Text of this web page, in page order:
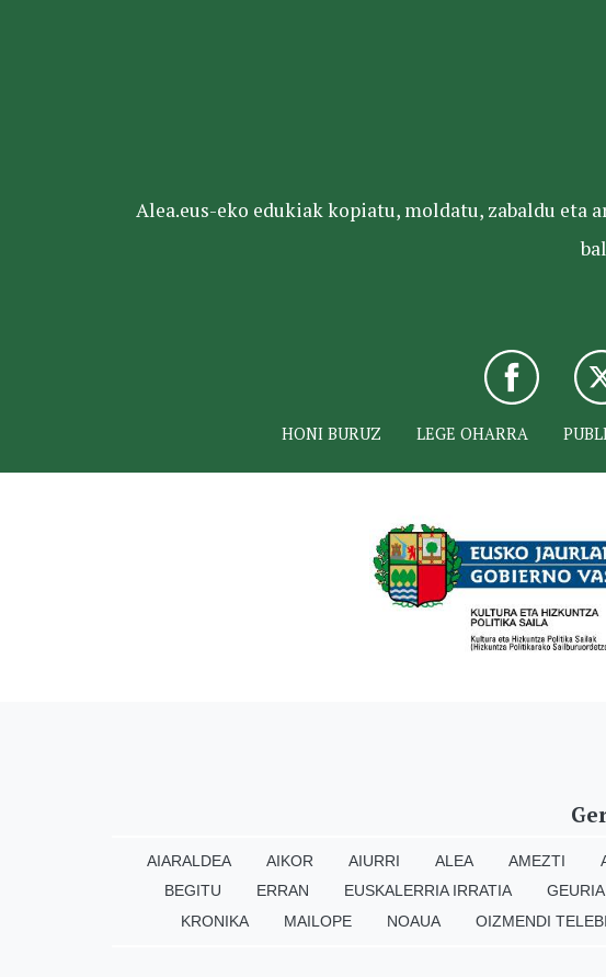
Alea.eus-eko edukiak kopiatu, moldatu, zabaldu eta
HONI BURUZ LEGE OHARRA
AIARALDEA AIKOR AIURRI ALEA AMEZTI
BEGITU
ERRAN EUSKALERRIA IRRATIA GEURIA
KRONIKA
MAILOPE NOAUA OIZMENDI